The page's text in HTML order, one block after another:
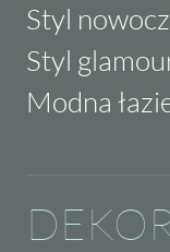
Styl
Styl
Modna